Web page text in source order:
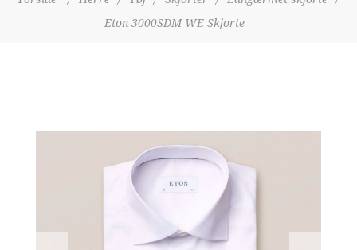
Eton 3000SDM WE Skjorte